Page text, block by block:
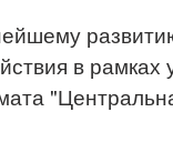
в рамках